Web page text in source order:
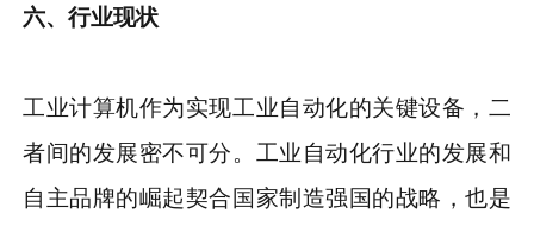
六、行业现状
工业计算机作为实现工业自动化的关键设备，二
者间的发展密不可分。工业自动化行业的发展和
自主品牌的崛起契合国家制造强国的战略，也是